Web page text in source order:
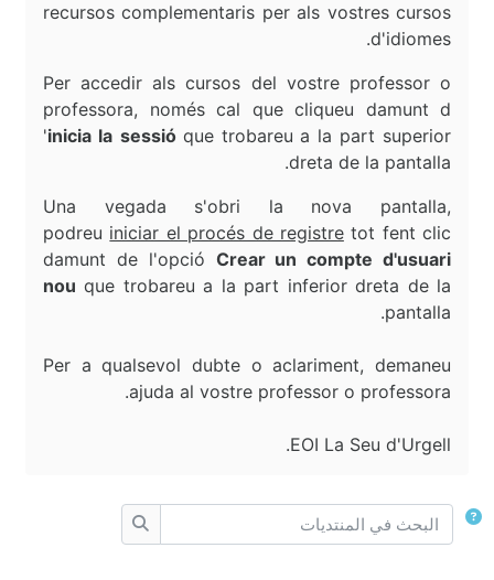
recursos complementaris per als vostres cursos
d'idiomes.
Per accedir als cursos del vostre professor o
professora, només cal que cliqueu damunt d
'inicia la sessióque trobareu a la part superior
dreta de la pantalla.
Una vegada s'obri la nova pantalla,
podreuiniciar el procés de registretot fent clic
damunt de l'opcióCrear un compte d'usuari
nouque trobareu a la part inferior dreta de la
pantalla.
Per a qualsevol dubte o aclariment, demaneu
ajuda al vostre professor o professora.
EOI La Seu d'Urgell.
البحث في المنتديات
البحث في المنتديات